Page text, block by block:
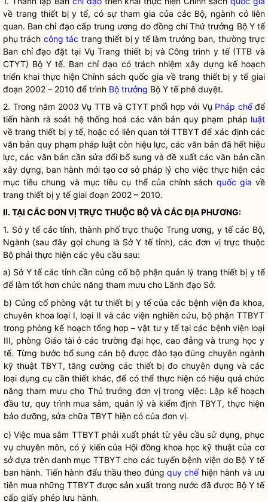
về trang thiết bị y tế, có sự tham gia của các Bộ, ngành có liên
quan. Banchỉ đạocấp trung ương do đồng chí Thứ trưởng Bộ Y tế
phụ trách công tác trang thiết bị y tế làm trưởng ban, thường trực
Ban chỉ đạo đặt tại Vụ Trang thiết bị và Công trình y tế (TTB và
CTYT) Bộ Y tế. Banchỉ đạo có trách nhiệm xây dựng kế hoạch
triển khai thực hiện Chính sáchquốc gia về trang thiết bị y tế giai
đoạn 2002 – 2010 để trình Bộ trưởng Bộ Y tế phê duyệt.
2. Trong năm 2003 Vụ TTB và CTYT phối hợp với Vụ Pháp chếđể
tiến hành rà soát hệ thống hoá các văn bản quy phạm pháp luật
về trang thiết bị y tế, hoặc có liên quan tới TTBYT để xác định các
văn bản quy phạm pháp luật còn hiệu lực, các văn bản đã hết hiệu
lực, các văn bản cần sửa đổi bổ sung và đề xuất các văn bản cần
xây dựng, ban hành mới tạo cơ sở pháp lý cho việc thực hiện các
mục tiêu chung và mục tiêu cụ thể của chính sách quốc gia về
trang thiết bị y tế giai đoạn 2002 – 2010.
II. TẠI CÁC ĐƠN VỊ TRỰC THUỘC BỘ VÀ CÁC ĐỊA PHƯƠNG:
1. Sở y tế các tỉnh, thành phố trực thuộc Trung ương, y tế các Bộ,
Ngành (sau đây gọi chung là Sở Y tế tỉnh), các đơn vị trực thuộc
Bộ phải thực hiện các yêu cầu sau:
a) Sở Y tế các tỉnh cần củng cố bộ phận quản lý trang thiết bị y tế
để làm tốt hơn chức năng tham mưu cho Lãnh đạo Sở.
b) Củng cố phòng vật tư thiết bị y tế của các bệnh viện đa khoa,
chuyên khoa loại I, loại II và các viện nghiên cứu, bộ phận TTBYT
trong phòng kế hoạch tổng hợp – vật tư y tế tại các bệnh viện loại
III, phòng Giáo tài ở các trường đại học, cao đẳng và trung học y
tế. Từng bước bổ sung cán bộ được đào tạo đúng chuyên ngành
kỹ thuật TBYT, tăng cường các thiết bị đo chuyên dụng và các
loại dụng cụ cần thiết khác, để có thể thực hiện có hiệu quả chức
năng tham mưu cho Thủ trưởng đơn vị trong việc: Lập kế hoạch
đầu tư, quy trình mua sắm, quản lý và kiểm định TBYT, thực hiện
bảo dưỡng, sửa chữa TBYT hiện có của đơn vị.
c) Việc mua sắm TTBYT phải xuất phát từ yêu cầu sử dụng, phục
vụ chuyên môn, có ý kiến của Hội đồng khoa học kỹ thuật của cơ
sở dựa trên danh mục TTBYT cho các tuyến bệnh viện do Bộ Y tế
ban hành. Tiến hành đấu thầu theo đúngquy chếhiện hành và ưu
tiên mua những TTBYT được sản xuất trong nước đã được Bộ Y tế
cấp giấy phép lưu hành.